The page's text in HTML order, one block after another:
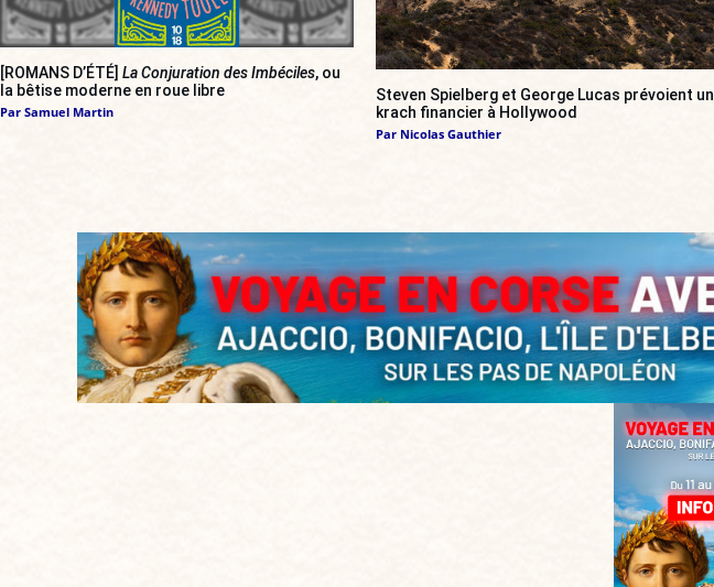
[ROMANS D’ÉTÉ] La Conjuration des Imbéciles, ou
la bêtise moderne en roue libre
Par Samuel Martin
Steven Spielberg et George Lucas prévoient un
krach financier à Hollywood
Par Nicolas Gauthier